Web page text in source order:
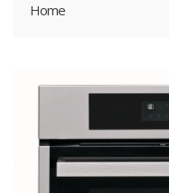
Home